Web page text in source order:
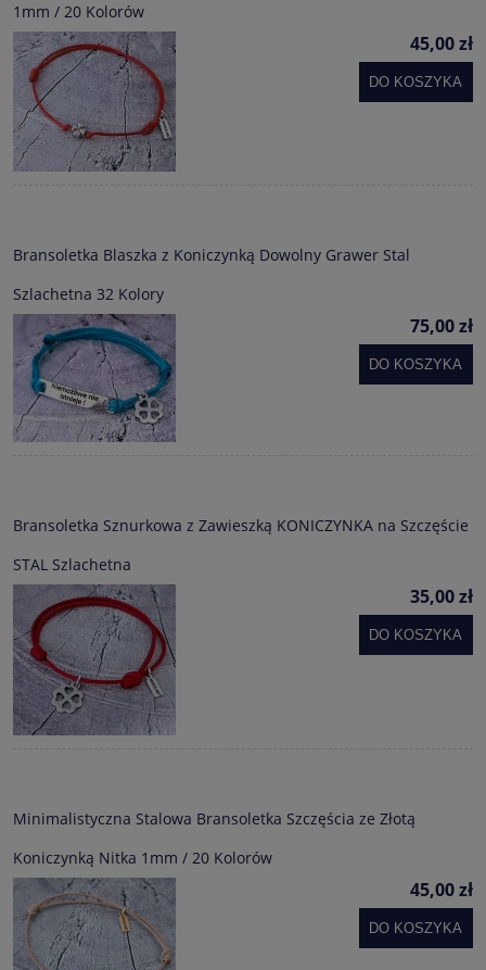
1mm / 20 Kolorów
45,00 zł
DO KOSZYKA
Bransoletka Blaszka z Koniczynką Dowolny Grawer Stal
Szlachetna 32 Kolory
75,00 zł
DO KOSZYKA
Bransoletka Sznurkowa z Zawieszką KONICZYNKA na Szczęście
STAL Szlachetna
35,00 zł
DO KOSZYKA
Minimalistyczna Stalowa Bransoletka Szczęścia ze Złotą
Koniczynką Nitka 1mm / 20 Kolorów
45,00 zł
DO KOSZYKA